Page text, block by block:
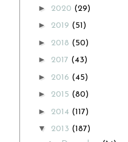
► 2020 (29)
► 2019 (51)
► 2018 (50)
► 2017 (43)
► 2016 (45)
► 2015 (80)
► 2014 (117)
▼ 2013 (187)